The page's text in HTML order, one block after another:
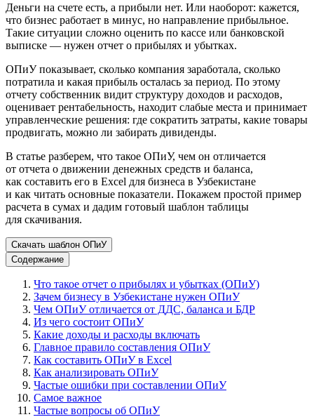
Деньги на счете есть, а прибыли нет. Или наоборот: кажется,
что бизнес работает в минус, но направление прибыльное.
Такие ситуации сложно оценить по кассе или банковской
выписке — нужен отчет о прибылях и убытках.
ОПиУ показывает, сколько компания заработала, сколько
потратила и какая прибыль осталась за период. По этому
отчету собственник видит структуру доходов и расходов,
оценивает рентабельность, находит слабые места и принимает
управленческие решения: где сократить затраты, какие товары
продвигать, можно ли забирать дивиденды.
В статье разберем, что такое ОПиУ, чем он отличается
от отчета о движении денежных средств и баланса,
как составить его в Excel для бизнеса в Узбекистане
и как читать основные показатели. Покажем простой пример
расчета в сумах и дадим готовый шаблон таблицы
для скачивания.
Скачать шаблон ОПиУ
Содержание
Что такое отчет о прибылях и убытках (ОПиУ)
Зачем бизнесу в Узбекистане нужен ОПиУ
Чем ОПиУ отличается от ДДС, баланса и БДР
Из чего состоит ОПиУ
Какие доходы и расходы включать
Главное правило составления ОПиУ
Как составить ОПиУ в Excel
Как анализировать ОПиУ
Частые ошибки при составлении ОПиУ
Самое важное
Частые вопросы об ОПиУ